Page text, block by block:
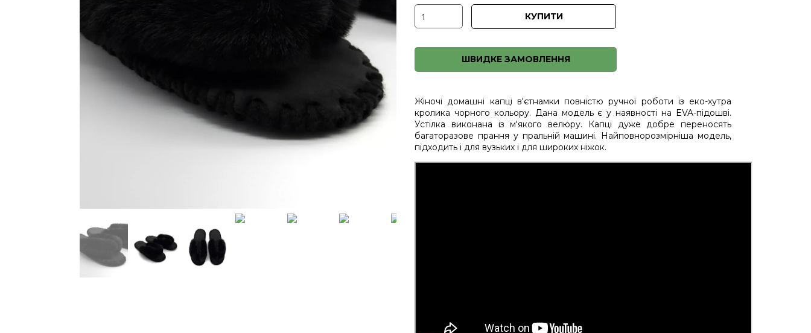
КУПИТИ
ШВИДКЕ ЗАМОВЛЕННЯ
Жіночі домашні капці в'єтнамки повністю ручної роботи із еко-хутра
кролика чорного кольору. Дана модель є у наявності на EVA-підошві.
Устілка виконана із м'якого велюру. Капці дуже добре переносять
багаторазове прання у пральній машині. Найповнорозмірніша модель,
підходить і для вузьких і для широких ніжок.